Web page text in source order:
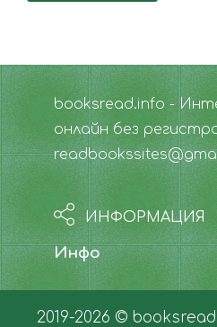
booksread.info -
онлайн без
ИНФОРМАЦИЯ
Инфо
2019-2026 ©